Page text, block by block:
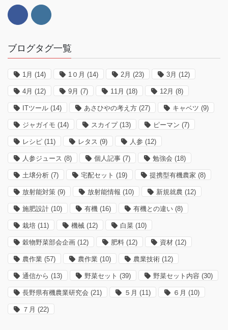
ブログタグ一覧
1月 (14) 1０月 (14) 2月 (23) 3月 (12)
4月 (12) 9月 (7) 11月 (18) 12月 (8)
ITツール (14) あさひやの考え方 (27) キャベツ (9)
ジャガイモ (14) スカイプ(13) ピーマン (7)
レシピ (11) レタス (9) 人参 (12)
人参ジュース (8) 個人記事 (7) 勉強会 (18)
土壌分析 (7) 宅配セット (19) 提携型有機農家 (8)
放射能対策 (9) 放射能情報 (10) 新規就農 (12)
施肥設計 (10) 有機 (16) 有機との違い (8)
栽培 (11) 機械 (12) 白菜 (10)
穀物野菜部会企画 (12) 肥料 (12) 資材 (12)
農作業 (57) 農作業 (10) 農業技術 (12)
通信から (13) 野菜セット (39) 野菜セット内容 (30)
長野県有機農業研究会 (21) ５月 (11) ６月 (10)
７月 (22)